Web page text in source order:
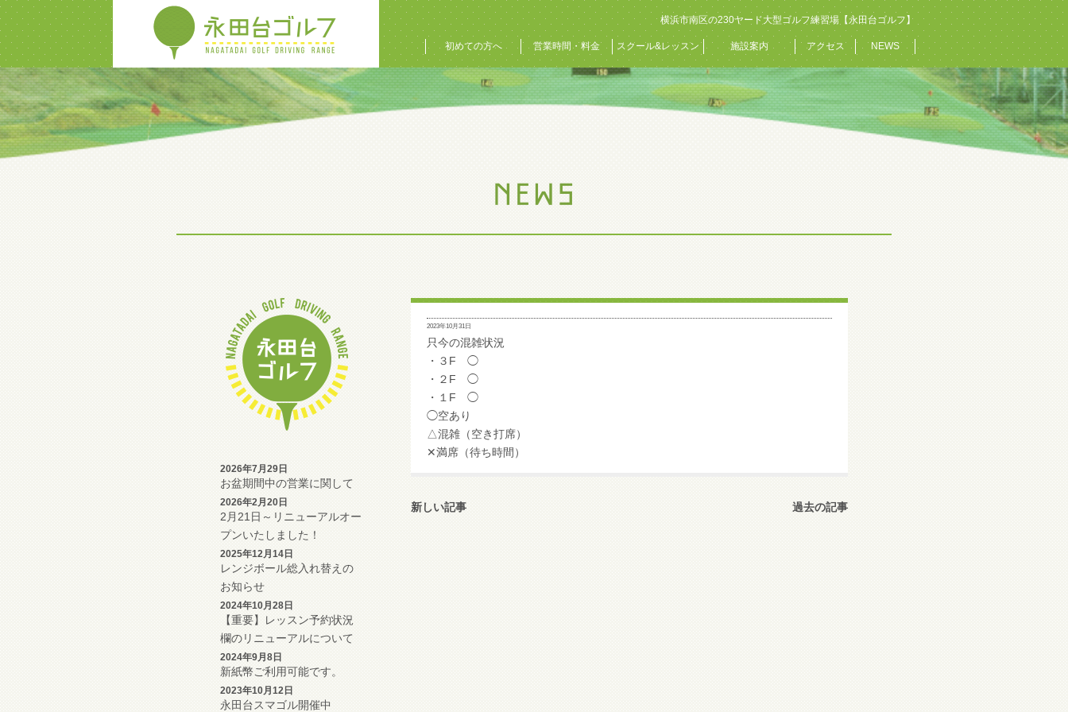
横浜市南区の230ヤード大型ゴルフ練習場【永田台ゴルフ】
初めての方へ 営業時間・料金 スクール&レッスン 施設案内 アクセス NEWS
2026年7月29日
お盆期間中の営業に関して
2026年2月20日
2月21日～リニューアルオー
プンいたしました！
2025年12月14日
レンジボール総入れ替えの
お知らせ
2024年10月28日
【重要】レッスン予約状況
欄のリニューアルについて
2024年9月8日
新紙幣ご利用可能です。
2023年10月12日
永田台スマゴル開催中
2023年10月31日
只今の混雑状況
・３F ◯
・２F ◯
・１F ◯
◯空あり
△混雑（空き打席）
✕満席（待ち時間）
新しい記事 過去の記事